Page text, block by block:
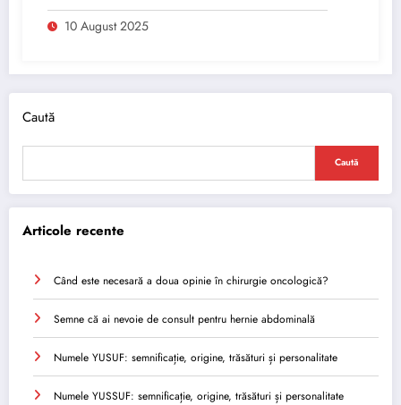
10 August 2025
Caută
Caută
Articole recente
Când este necesară a doua opinie în chirurgie oncologică?
Semne că ai nevoie de consult pentru hernie abdominală
Numele YUSUF: semnificație, origine, trăsături și personalitate
Numele YUSSUF: semnificație, origine, trăsături și personalitate